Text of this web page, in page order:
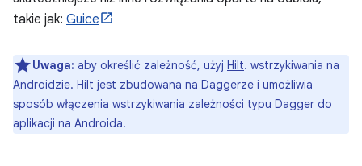
takie jak: Guice
Uwaga: aby określić zależność, użyj Hilt. wstrzykiwania na
Androidzie. Hilt jest zbudowana na Daggerze i umożliwia
sposób włączenia wstrzykiwania zależności typu Dagger do
aplikacji na Androida.